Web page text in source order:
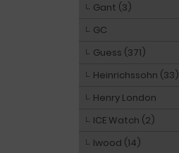
Gant (3)
GC
Guess (371)
Heinrichssohn (33)
Henry London
ICE Watch (2)
Iwood (14)